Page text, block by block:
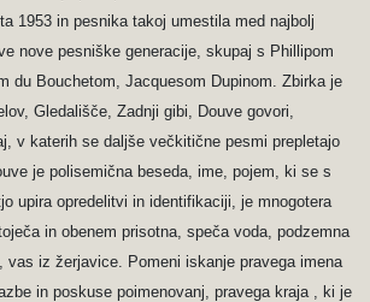
1953 in pesnika takoj umestila med najbolj
nove pesniške generacije, skupaj s Phillipom
du Bouchetom, Jacquesom Dupinom. Zbirka je
Gledališče, Zadnji gibi, Douve govori,
v katerih se daljše večkitične pesmi prepletajo
je polisemična beseda, ime, pojem, ki se s
upira opredelitvi in identifikaciji, je mnogotera
in obenem prisotna, speča voda, podzemna
vas iz žerjavice. Pomeni iskanje pravega imena
in poskuse poimenovanj, pravega kraja , ki je